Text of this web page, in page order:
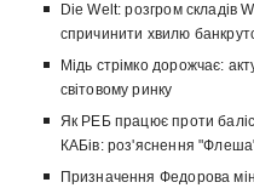
Die Welt: розгром складів
спричинити хвилю
Мідь стрімко дорожчає:
світовому ринку
Як РЕБ працює проти
КАБів: роз'яснення
Призначення Федорова